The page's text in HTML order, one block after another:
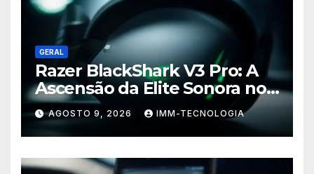
GERAL
Razer BlackShark V3 Pro: A
Ascensão da Elite Sonora no
Mundo Gamer
AGOSTO 9, 2026 IMM-TECNOLOGIA